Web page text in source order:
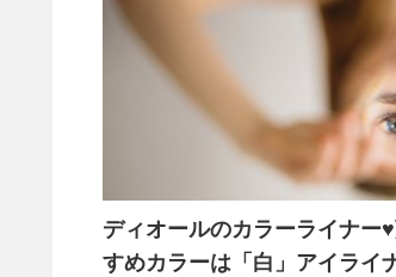
ディオールのカラーライナー
すめカラーは「白」アイライ